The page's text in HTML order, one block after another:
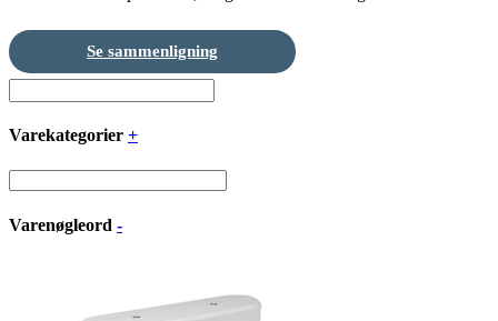
Se sammenligning
Varekategorier +
Varenøgleord -